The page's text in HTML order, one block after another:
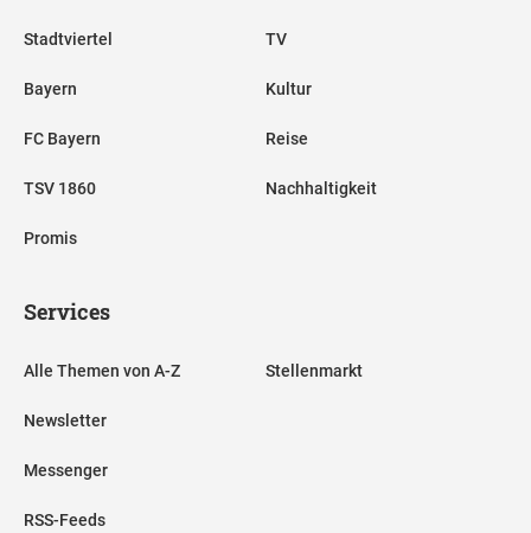
Stadtviertel
Bayern
FC Bayern
TSV 1860
Promis
TV
Kultur
Reise
Nachhaltigkeit
Services
Alle Themen von A-Z
Newsletter
Messenger
RSS-Feeds
Stellenmarkt